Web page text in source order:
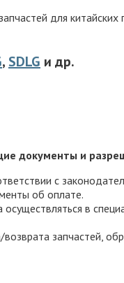
для китайских
, SDLG и др.
документы и
с
об оплате.
в
запчастей,